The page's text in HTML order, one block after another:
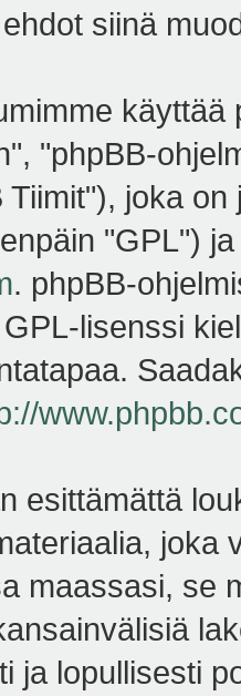
siinä
"phpBB-
joka on
"GPL")
. phpBB-
lisenssi
esittämättä
joka
maassasi, se
ja lopullisesti